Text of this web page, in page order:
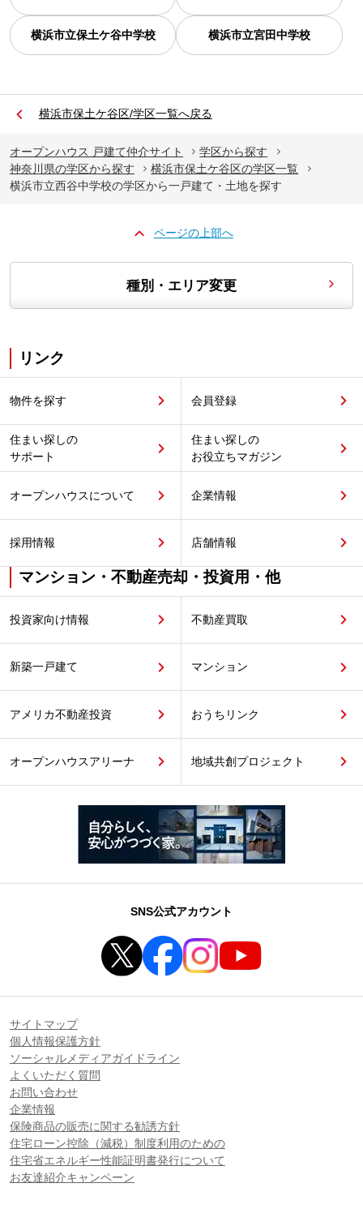
横浜市立保土ケ谷中学校 横浜市立宮田中学校
横浜市保土ケ谷区/学区一覧へ戻る
オープンハウス 戸建て仲介サイト
学区から探す
神奈川県の学区から探す
横浜市保土ケ谷区の学区一覧
横浜市立西谷中学校の学区から一戸建て・土地を探す
ページの上部へ
種別・エリア変更
リンク
物件を探す 会員登録
住まい探しの
サポート
住まい探しの
お役立ちマガジン
オープンハウスについて 企業情報
採用情報 店舗情報
マンション・不動産売却・投資用・他
投資家向け情報 不動産買取
新築一戸建て マンション
アメリカ不動産投資 おうちリンク
オープンハウスアリーナ 地域共創プロジェクト
SNS公式アカウント
サイトマップ
個人情報保護方針
ソーシャルメディアガイドライン
よくいただく質問
お問い合わせ
企業情報
保険商品の販売に関する勧誘方針
住宅ローン控除（減税）制度利用のための
住宅省エネルギー性能証明書発行について
お友達紹介キャンペーン